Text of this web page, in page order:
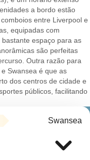
a bordo estão
entre Liverpool e
equipadas com
espaço para as
são perfeitas
Outra razão para
Swansea é que as
dos centros de cidade e
públicos, facilitando
Swansea